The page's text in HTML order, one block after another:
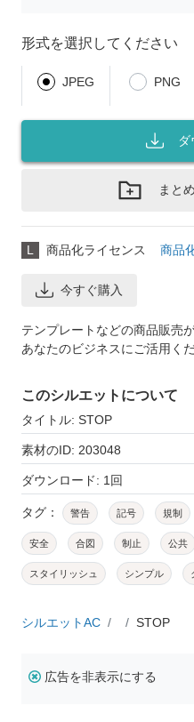
形式を選択してください
JPEG PNG
ダ
まと
L 商品化ライセンス 商品
今すぐ購入
テンプレートなどの商品販売
あなたのビジネスにご活用くだ
このシルエットについて
タイトル: STOP
素材のID: 203048
ダウンロード: 1回
タグ： 警告 記号 規制
安全 合図 制止 公共
スタイリッシュ シンプル
シルエットAC STOP
広告を非表示にする